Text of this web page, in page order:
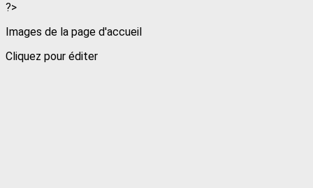
?>
Images de la page d'accueil
Cliquez pour éditer